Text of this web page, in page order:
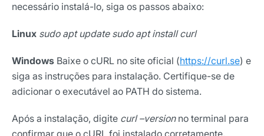
necessário instalá-lo, siga os passos abaixo:
Linux sudo apt update sudo apt install curl
Windows Baixe o cURL no site oficial (https://curl.se) e
siga as instruções para instalação. Certifique-se de
adicionar o executável ao PATH do sistema.
Após a instalação, digite curl –versionno terminal para